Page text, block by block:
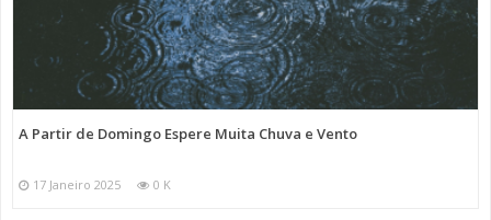
A Partir de Domingo Espere Muita Chuva e Vento
17 Janeiro 2025 0 K